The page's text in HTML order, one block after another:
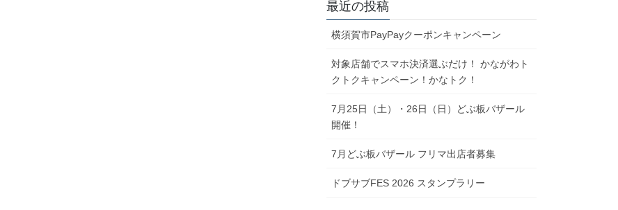
最近の投稿
横須賀市PayPayクーポンキャンペーン
対象店舗でスマホ決済選ぶだけ！ かながわト
クトクキャンペーン！かなトク！
7月25日（土）・26日（日）どぶ板バザール
開催！
7月どぶ板バザール フリマ出店者募集
ドブサブFES 2026 スタンプラリー